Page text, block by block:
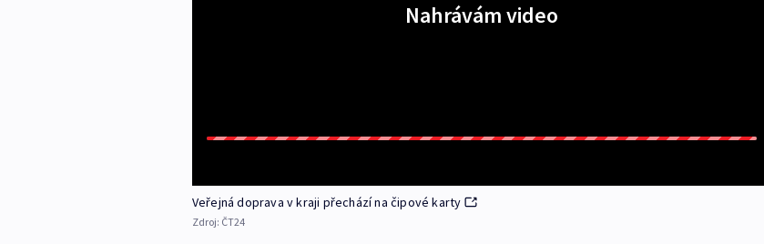
Nahrávám video
Veřejná doprava v kraji přechází na čipové karty
Zdroj: ČT24